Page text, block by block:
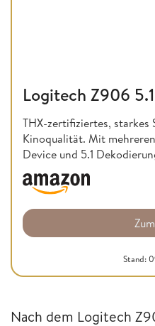
Logitech Z906
THX-zertifiziertes, starkes
Kinoqualität. Mit
Device und 5.1
Stand:
Nach dem Logitech